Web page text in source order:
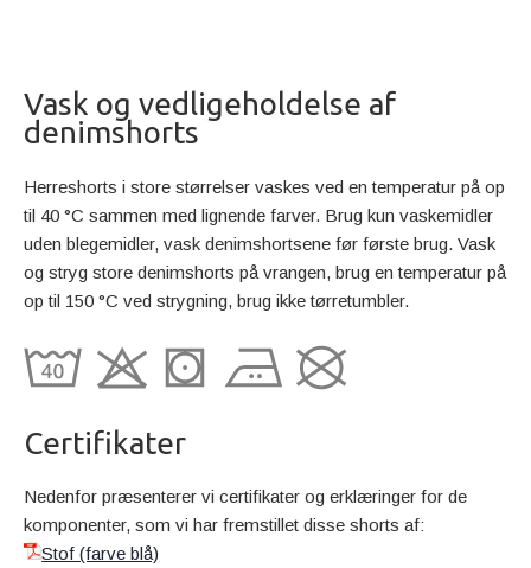
Vask og vedligeholdelse af
denimshorts
Herreshorts i store størrelser vaskes ved en temperatur på op
til 40 °C sammen med lignende farver. Brug kun vaskemidler
uden blegemidler, vask denimshortsene før første brug. Vask
og stryg store denimshorts på vrangen, brug en temperatur på
op til 150 °C ved strygning, brug ikke tørretumbler.
Certifikater
Nedenfor præsenterer vi certifikater og erklæringer for de
komponenter, som vi har fremstillet disse shorts af:
Stof (farve blå)